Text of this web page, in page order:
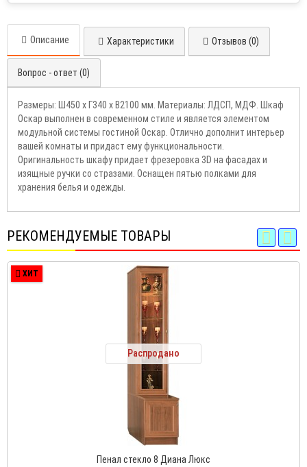
Описание Характеристики Отзывов (0)
Вопрос - ответ (0)
Размеры: Ш450 х Г340 х В2100 мм. Материалы: ЛДСП, МДФ. Шкаф
Оскар выполнен в современном стиле и является элементом
модульной системы гостиной Оскар. Отлично дополнит интерьер
вашей комнаты и придаст ему функциональности.
Оригинальность шкафу придает фрезеровка 3D на фасадах и
изящные ручки со стразами. Оснащен пятью полками для
хранения белья и одежды.
РЕКОМЕНДУЕМЫЕ ТОВАРЫ
ХИТ
Распродано
Пенал стекло 8 Диана Люкс